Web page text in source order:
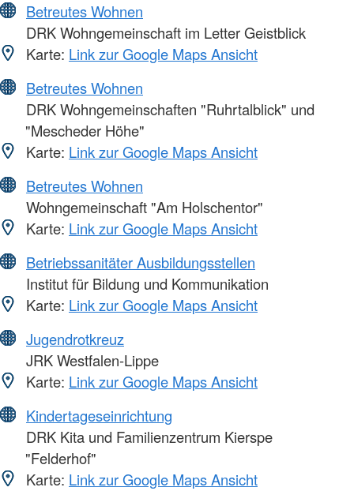
Betreutes Wohnen
DRK Wohngemeinschaft im Letter Geistblick
Karte: Link zur Google Maps Ansicht
Betreutes Wohnen
DRK Wohngemeinschaften "Ruhrtalblick" und
"Mescheder Höhe"
Karte: Link zur Google Maps Ansicht
Betreutes Wohnen
Wohngemeinschaft "Am Holschentor"
Karte: Link zur Google Maps Ansicht
Betriebssanitäter Ausbildungsstellen
Institut für Bildung und Kommunikation
Karte: Link zur Google Maps Ansicht
Jugendrotkreuz
JRK Westfalen-Lippe
Karte: Link zur Google Maps Ansicht
Kindertageseinrichtung
DRK Kita und Familienzentrum Kierspe
"Felderhof"
Karte: Link zur Google Maps Ansicht